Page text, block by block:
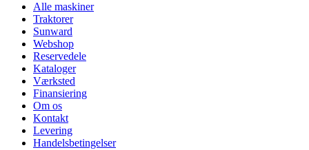
Alle maskiner
Traktorer
Sunward
Webshop
Reservedele
Kataloger
Værksted
Finansiering
Om os
Kontakt
Levering
Handelsbetingelser